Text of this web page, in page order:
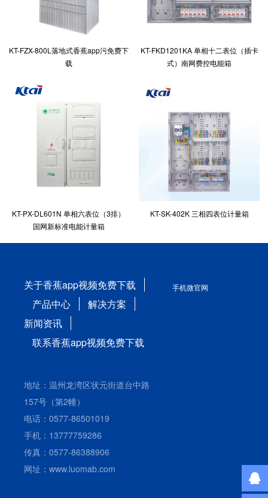
KT-FZX-800L落地式香蕉app污免费下
载
KT-FKD1201KA 单相十二表位（插卡
式）南网费控电能箱
KT-PX-DL601N 单相六表位（3排）
国网新标准电能计量箱
KT-SK-402K 三相四表位计量箱
关于香蕉app视频免费下载
产品中心
解决方案
新闻资讯
联系香蕉app视频免费下载
地址：温州龙湾区状元街道台中路
157号（第2幢）
电话：0577-86501019
手机：13777759286
传真：0577-86388906
网址：www.luomab.com
手机微官网